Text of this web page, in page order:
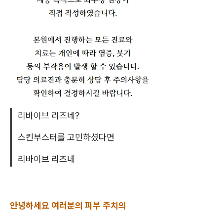
리바이브 리즈네?
스킨부스터를 고민하셨다면
리바이브 리즈네
안녕하세요 여러분의 피부 주치의